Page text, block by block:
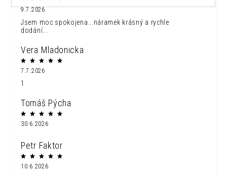
9.7.2026
Jsem moc spokojena...náramek krásný a rychle
dodání...
Vera Mladonicka
7.7.2026
1
Tomáš Pýcha
30.6.2026
Petr Faktor
10.6.2026